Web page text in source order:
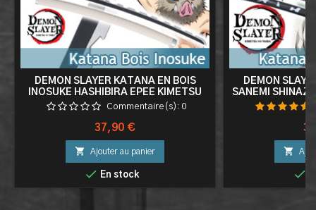
DEMON SLAYER KATANA EN BOIS
INOSUKE HASHIBIRA EPEE KIMETSU
NO YAIBA SABRE INOSUKE KATANA
Commentaire(s): 0
Prix
37,90 €
 Ajouter au panier
 En stock
DEMON
SANEMI
KIMETSU

